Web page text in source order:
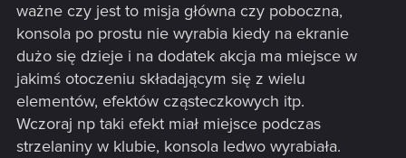
ważne czy jest to misja główna czy poboczna,
konsola po prostu nie wyrabia kiedy na ekranie
dużo się dzieje i na dodatek akcja ma miejsce w
jakimś otoczeniu składającym się z wielu
elementów, efektów cząsteczkowych itp.
Wczoraj np taki efekt miał miejsce podczas
strzelaniny w klubie, konsola ledwo wyrabiała.